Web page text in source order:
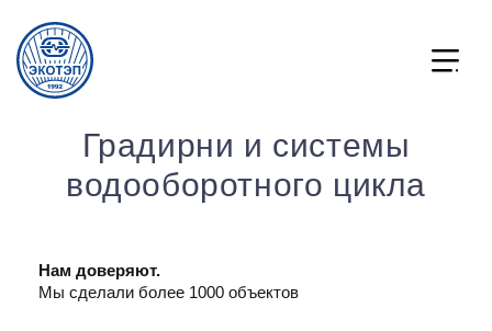
Градирни и системы
водооборотного цикла
Нам доверяют.
Мы сделали более 1000 объектов